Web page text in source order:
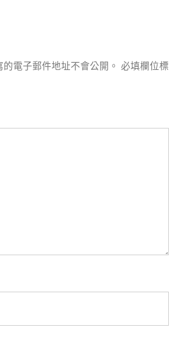
電子郵件地址不會公開。 必填欄位標